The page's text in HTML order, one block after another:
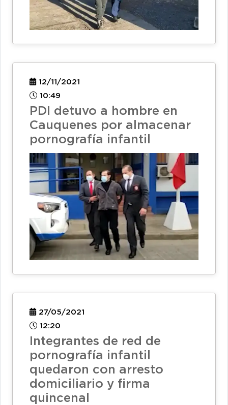
12/11/2021
10:49
PDI detuvo a hombre en
Cauquenes por almacenar
pornografía infantil
27/05/2021
12:20
Integrantes de red de
pornografía infantil
quedaron con arresto
domiciliario y firma
quincenal